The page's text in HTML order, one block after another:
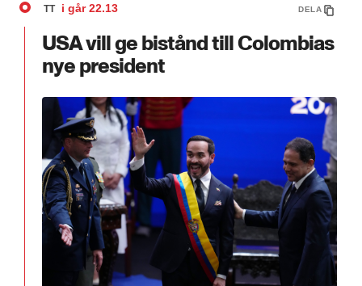
TT i går 22.13 DELA
USA vill ge bistånd till Colombias
nye president